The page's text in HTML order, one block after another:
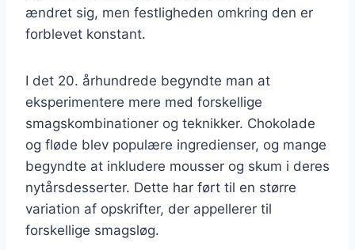
ændret sig, men festligheden omkring den er
forblevet konstant.
I det 20. århundrede begyndte man at
eksperimentere mere med forskellige
smagskombinationer og teknikker. Chokolade
og fløde blev populære ingredienser, og mange
begyndte at inkludere mousser og skum i deres
nytårsdesserter. Dette har ført til en større
variation af opskrifter, der appellerer til
forskellige smagsløg.